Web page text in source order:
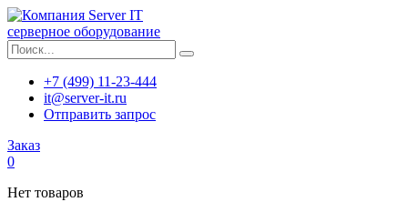
серверное оборудование
+7 (499) 11-23-444
it@server-it.ru
Отправить запрос
Заказ
0
Нет товаров